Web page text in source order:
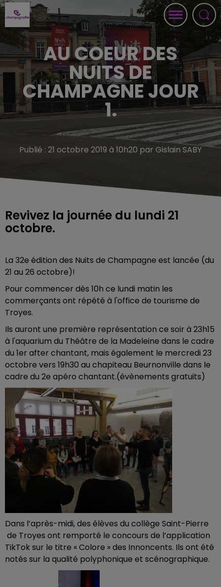
AU COEUR DES
NUITS DE
CHAMPAGNE JOUR
1.
Publié : 21 octobre 2019 à 10h20 par Gislain SABY
Revivez la journée du lundi 21
octobre.
La 32e édition des Nuits de Champagne est lancée (du
21 au 26 octobre)!
Pour commencer dès 10h ce lundi matin les
commerçants ont répété à l'office de tourisme de
Troyes.
Ils auront une première représentation ce soir à 23h15
à l'aquarium du Théâtre de la Madeleine dans le cadre
du 1er after chantant, mais également le mercredi 23
octobre vers 19h30 au chapiteau Beurnonville dans le
cadre du 2e apéro chantant.(évènements gratuits)
Dans l’après-midi, des élèves du collège Saint-Pierre
de Troyes ont remporté le concours de l’application
TikTok sur le titre « Colore » des Innoncents. Ils ont été
notés sur la qualité polyphonique et scénographique.